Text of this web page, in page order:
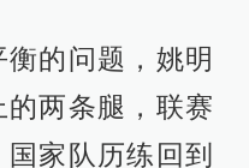
的问题，姚明
两条腿，联赛
家队历练回到